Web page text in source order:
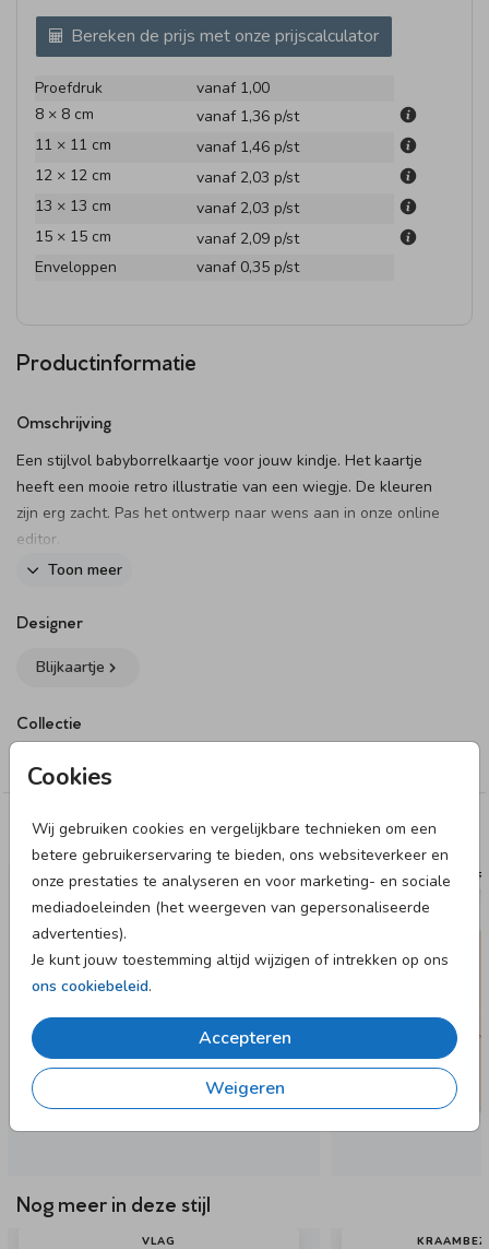
Cookies
Wij gebruiken cookies en vergelijkbare technieken om een
betere gebruikerservaring te bieden, ons websiteverkeer en
onze prestaties te analyseren en voor marketing- en sociale
mediadoeleinden (het weergeven van gepersonaliseerde
advertenties).
Je kunt jouw toestemming altijd wijzigen of intrekken op ons
ons cookiebeleid.
Accepteren
Weigeren
Bereken de prijs met onze prijscalculator
Proefdruk
vanaf 1,00
8 × 8 cm
vanaf 1,36 p/st
11 × 11 cm
vanaf 1,46 p/st
12 × 12 cm
vanaf 2,03 p/st
13 × 13 cm
vanaf 2,03 p/st
15 × 15 cm
vanaf 2,09 p/st
Enveloppen
vanaf 0,35 p/st
Productinformatie
Omschrijving
Een stijlvol babyborrelkaartje voor jouw kindje. Het kaartje
heeft een mooie retro illustratie van een wiegje. De kleuren
zijn erg zacht. Pas het ontwerp naar wens aan in onze online
editor.
Toon meer
Designer
Blijkaartje
Collectie
Deze designs vind je misschien ook leuk
KRAAMBORRELKAART
Nog meer in deze stijl
VLAG